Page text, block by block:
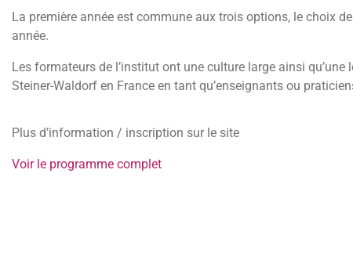
La première année est commune aux trois options, le choix
année.
Les formateurs de l’institut ont une culture large ainsi qu’une
Steiner-Waldorf en France en tant qu’enseignants ou
Plus d’information / inscription sur le site
Voir le programme complet